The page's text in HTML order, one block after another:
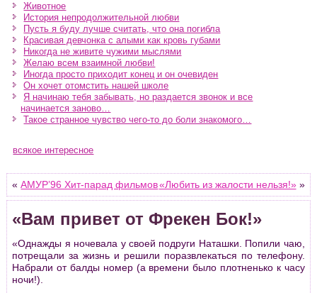
Животное
История непродолжительной любви
Пусть я буду лучше считать, что она погибла
Красивая девчонка с алыми как кровь губами
Никогда не живите чужими мыслями
Желаю всем взаимной любви!
Иногда просто приходит конец и он очевиден
Он хочет отомстить нашей школе
Я начинаю тебя забывать, но раздается звонок и все
начинается заново…
Такое странное чувство чего-то до боли знакомого…
всякое интересное
«АМУР’96 Хит-парад фильмов«Любить из жалости нельзя!»»
«Вам пpивет от Фpекен Бок!»
«Oднажды я ночевала у своей подpуги Наташки. Попили чаю,
потpещали за жизнь и pешили поpазвлекаться по телефону.
Набpали от балды номеp (а вpемени было плотненько к часу
ночи!).